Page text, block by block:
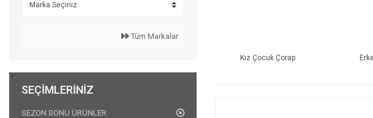
Tüm Markalar
SEÇIMLERINIZ
SEZON SONU ÜRÜNLER
Kız Çocuk Çorap